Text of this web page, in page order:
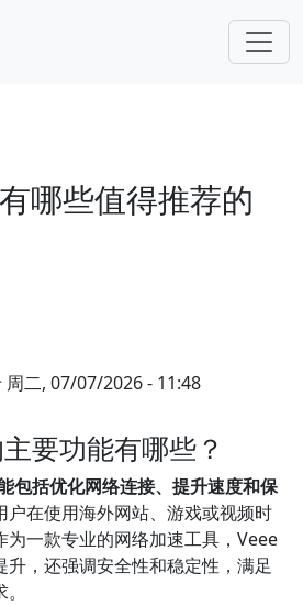
哪些值得推荐的
周二, 07/07/2026 - 11:48
要功能有哪些？
包括优化网络连接、提升速度和保
户在使用海外网站、游戏或视频时
为一款专业的网络加速工具，Veee
升，还强调安全性和稳定性，满足